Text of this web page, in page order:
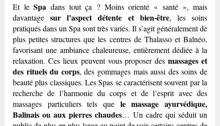
Et leSpa dans tout ça ? Moins orienté « santé », mais
davantagesur l’aspect détente et bien-être, les soins
pratiqués dans un Spa sont très variés. Il s’agit généralement de
plus petites structures que les centres de Thalasso et Balnéo,
favorisant une ambiance chaleureuse, entièrement dédiée à la
relaxation. Ces lieux peuvent vous proposer desmassages et
des rituels du corps, des gommages mais aussi des soins de
beauté plus classiques. Les Spas se caractérisent souvent par la
recherche de l’harmonie du corps et de l’esprit avec des
massages particuliers tels que le massage ayurvédique,
Balinais ou aux pierres chaudes… Un cadre qui séduit un